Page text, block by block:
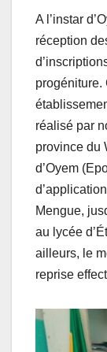
A l’instar
réception
progéniture.
réalisé par
province du
d’Oyem
Mengue,
au lycée
ailleurs, le
reprise